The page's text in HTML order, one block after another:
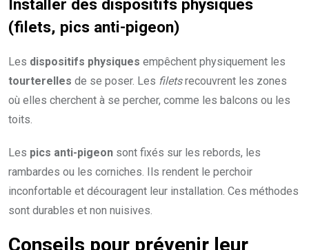
Installer des dispositifs physiques
(filets, pics anti-pigeon)
Les dispositifs physiques empêchent physiquement les
tourterelles de se poser. Les filetsrecouvrent les zones
où elles cherchent à se percher, comme les balcons ou les
toits.
Les pics anti-pigeon sont fixés sur les rebords, les
rambardes ou les corniches. Ils rendent le perchoir
inconfortable et découragent leur installation. Ces méthodes
sont durables et non nuisives.
Conseils pour prévenir leur